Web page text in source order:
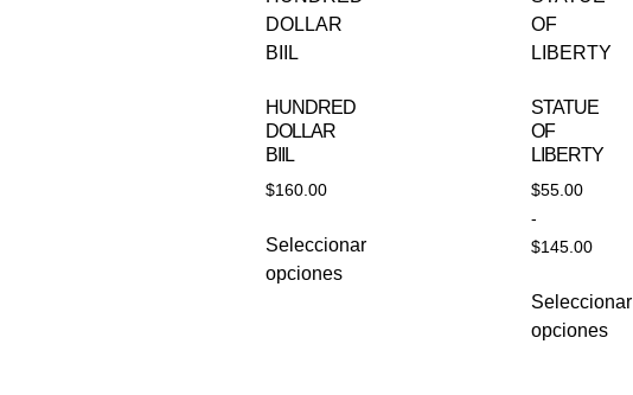
HUNDRED
DOLLAR
BIIL
$160.00
Seleccionar
opciones
STATUE
OF
LIBERTY
$55.00
-
$145.00
Seleccionar
opciones